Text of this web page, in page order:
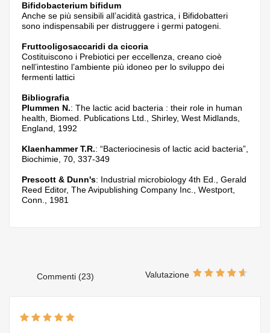
Bifidobacterium bifidum
Anche se più sensibili all’acidità gastrica, i Bifidobatteri
sono indispensabili per distruggere i germi patogeni.
Fruttooligosaccaridi da cicoria
Costituiscono i Prebiotici per eccellenza, creano cioè
nell’intestino l’ambiente più idoneo per lo sviluppo dei
fermenti lattici
Bibliografia
Plummen N.: The lactic acid bacteria : their role in human
health, Biomed. Publications Ltd., Shirley, West Midlands,
England, 1992
Klaenhammer T.R.: “Bacteriocinesis of lactic acid bacteria”,
Biochimie, 70, 337-349
Prescott & Dunn's: Industrial microbiology 4th Ed., Gerald
Reed Editor, The Avipublishing Company Inc., Westport,
Conn., 1981
Commenti (23) Valutazione